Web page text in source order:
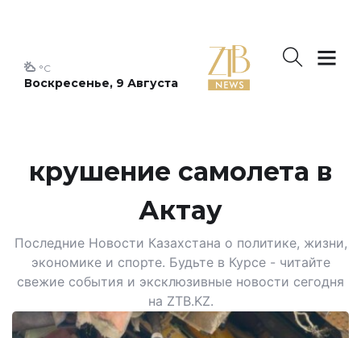
Воскресенье, 9 Августа
°C
крушение самолета в
Актау
Последние Новости Казахстана о политике, жизни,
экономике и спорте. Будьте в Курсе - читайте
свежие события и эксклюзивные новости сегодня
на ZTB.KZ.